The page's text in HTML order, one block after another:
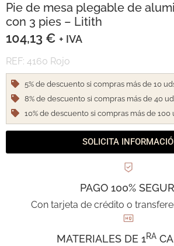
Pie de mesa plegable de
con 3 pies – Litith
104,13 € + IVA
REF: 4160 Rojo
5% de descuento si compras más de 10
8% de descuento si compras más de 40
10% de descuento si compras más de 100
SOLICITA
PAGO 100%
Con tarjeta de crédito o
MATERIALES DE 1RA